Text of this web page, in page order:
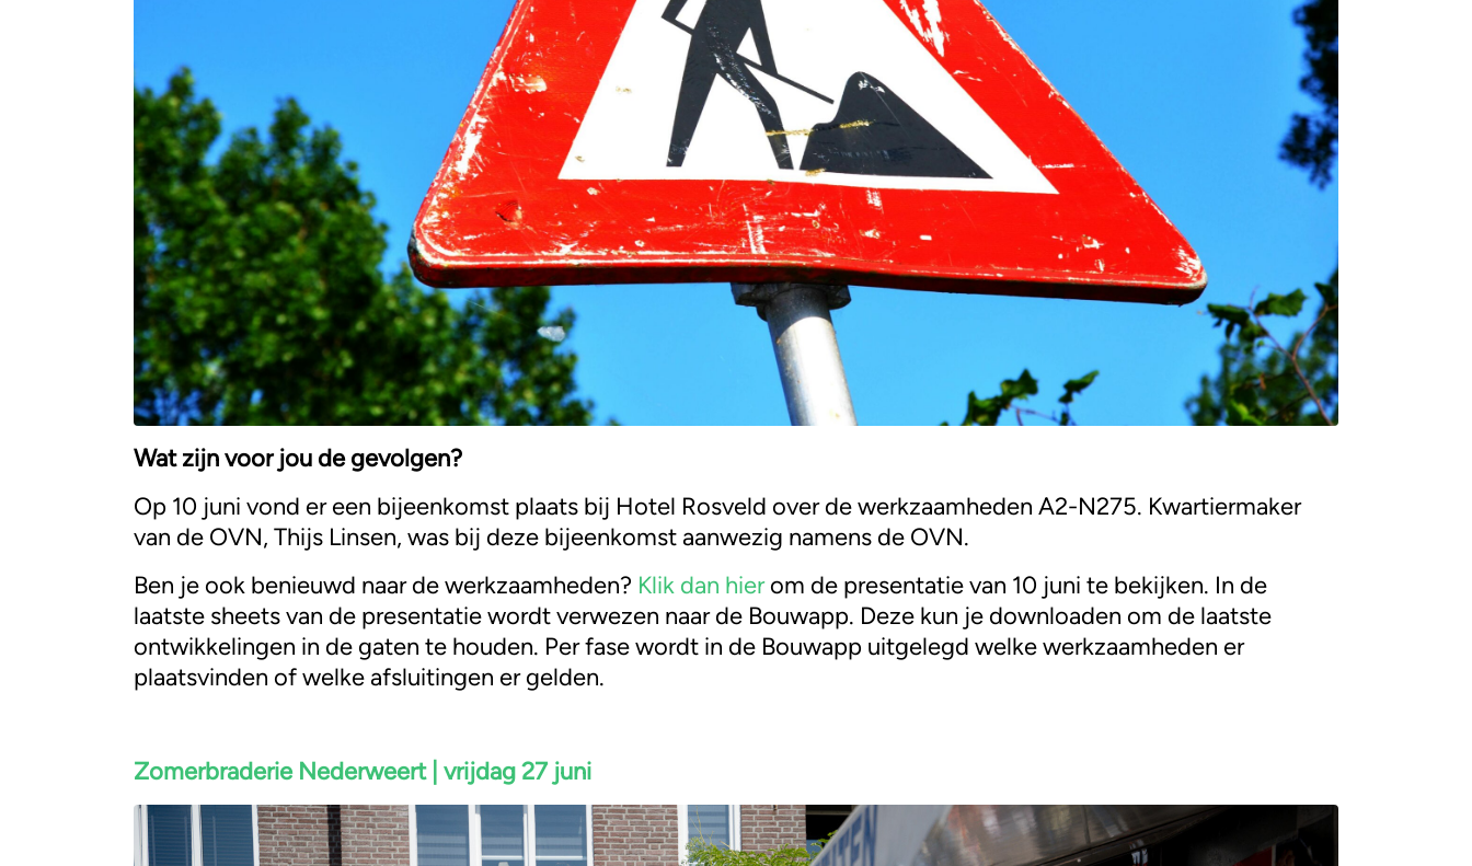
Wat zijn voor jou de gevolgen?
Op 10 juni vond er een bijeenkomst plaats bij Hotel Rosveld over de werkzaamheden A2-N275. Kwartiermaker
van de OVN, Thijs Linsen, was bij deze bijeenkomst aanwezig namens de OVN.
Ben je ook benieuwd naar de werkzaamheden? Klik dan hierom de presentatie van 10 juni te bekijken. In de
laatste sheets van de presentatie wordt verwezen naar de Bouwapp. Deze kun je downloaden om de laatste
ontwikkelingen in de gaten te houden. Per fase wordt in de Bouwapp uitgelegd welke werkzaamheden er
plaatsvinden of welke afsluitingen er gelden.
Zomerbraderie Nederweert | vrijdag 27 juni